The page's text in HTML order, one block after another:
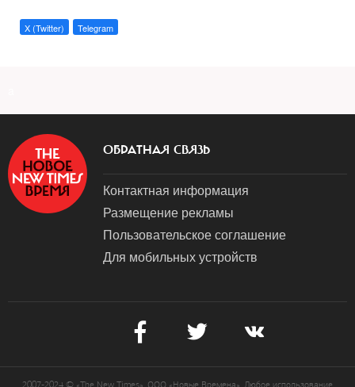
X (Twitter) Telegram
ОБРАТНАЯ СВЯЗЬ
Контактная информация
Размещение рекламы
Пользовательское соглашение
Для мобильных устройств